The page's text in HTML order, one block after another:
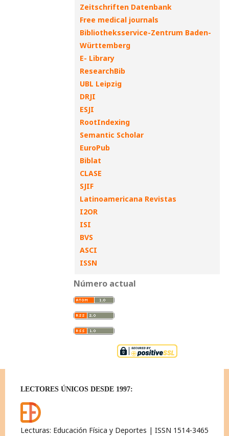
Zeitschriften Datenbank
Free medical journals
Bibliotheksservice-Zentrum Baden-
Württemberg
E- Library
ResearchBib
UBL Leipzig
DRJI
ESJI
RootIndexing
Semantic Scholar
EuroPub
Biblat
CLASE
SJIF
Latinoamericana Revistas
I2OR
ISI
BVS
ASCI
ISSN
Número actual
LECTORES ÚNICOS DESDE 1997:
Lecturas: Educación Física y Deportes | ISSN 1514-3465